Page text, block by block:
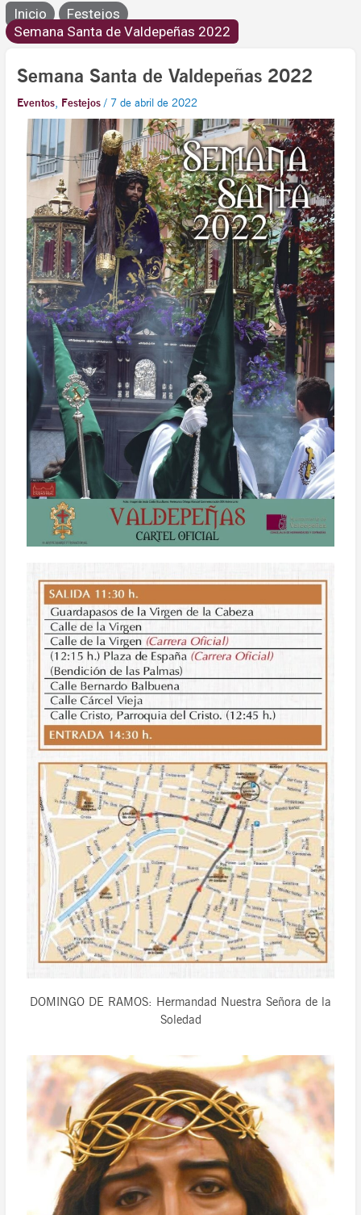
Inicio
Festejos
Semana Santa de Valdepeñas 2022
Semana Santa de Valdepeñas 2022
Eventos, Festejos / 7 de abril de 2022
DOMINGO DE RAMOS: Hermandad Nuestra Señora de la
Soledad